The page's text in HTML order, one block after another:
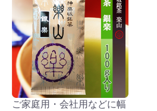
ご家庭用・会社用などに幅